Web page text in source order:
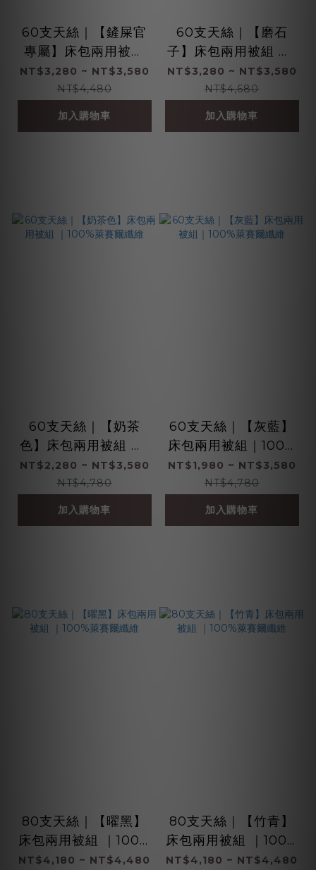
60支天絲｜【鏟屎官
專屬】床包兩用被組
｜100%萊賽爾纖維
NT$3,280 ~ NT$3,580
NT$4,480
加入購物車
60支天絲｜【磨石
子】床包兩用被組 ｜1
00%萊賽爾纖維
NT$3,280 ~ NT$3,580
NT$4,680
加入購物車
60支天絲｜【奶茶
色】床包兩用被組 ｜1
00%萊賽爾纖維
NT$2,280 ~ NT$3,580
NT$4,780
加入購物車
60支天絲｜【灰藍】
床包兩用被組｜100%
萊賽爾纖維
NT$1,980 ~ NT$3,580
NT$4,780
加入購物車
80支天絲｜【曜黑】
床包兩用被組 ｜100%
萊賽爾纖維
NT$4,180 ~ NT$4,480
80支天絲｜【竹青】
床包兩用被組 ｜100%
萊賽爾纖維
NT$4,180 ~ NT$4,480